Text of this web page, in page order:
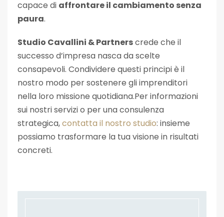
capace di affrontare il cambiamento senza
paura.
Studio Cavallini & Partnerscrede che il
successo d’impresa nasca da scelte
consapevoli. Condividere questi principi è il
nostro modo per sostenere gli imprenditori
nella loro missione quotidiana.Per informazioni
sui nostri servizi o per una consulenza
strategica,contatta il nostro studio: insieme
possiamo trasformare la tua visione in risultati
concreti.